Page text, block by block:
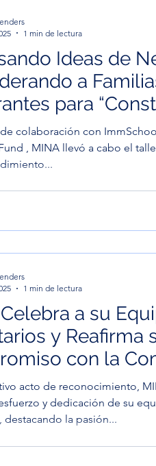
Ideas de
a
para
Negocio”con ImmSchools y
, MINA llevó a cabo el
1 min de lectura
a su
y Reafirma
con la
acto de reconocimiento, MINA
y dedicación de su
destacando la pasión...
1 min de lectura